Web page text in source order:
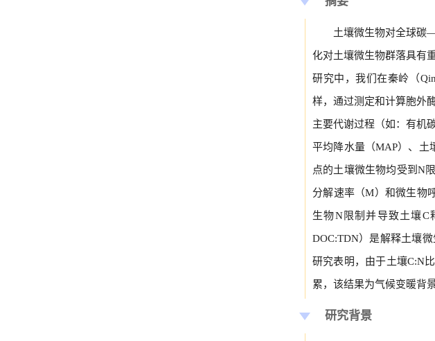
土壤微生物对全球碳
化对土壤微生物群落具有
研究中，我们在秦岭（
样，通过测定和计算胞外
主要代谢过程（如：有机
平均降水量（MAP）、土
点的土壤微生物均受到N
分解速率（M）和微生物
生物N限制并导致土壤C
DOC:TDN）是解释土壤
研究表明，由于土壤C:N
累，该结果为气候变暖背
研究背景